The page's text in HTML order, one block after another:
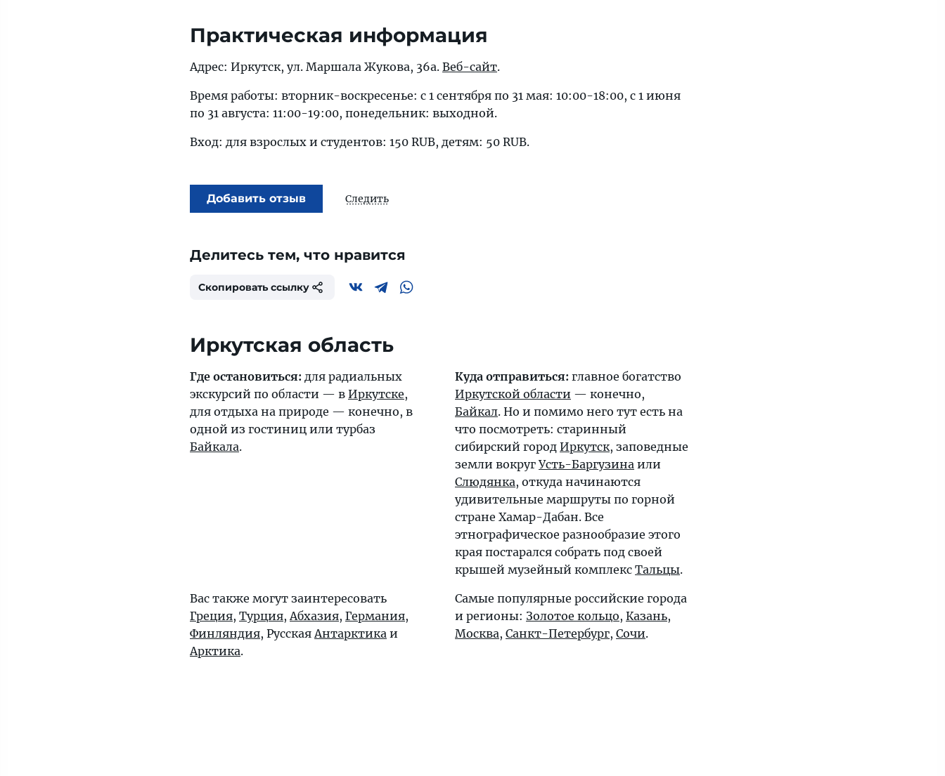
Практическая информация
Адрес: Иркутск, ул. Маршала Жукова, 36а. Веб-сайт.
Время работы: вторник-воскресенье: с 1 сентября по 31 мая: 10:00-18:00, с 1 июня
по 31 августа: 11:00-19:00, понедельник: выходной.
Вход: для взрослых и студентов: 150 RUB, детям: 50 RUB.
Добавить отзыв Следить
Делитесь тем, что нравится
Скопировать ссылку
Иркутская область
Где остановиться: для радиальных
экскурсий по области — в Иркутске,
для отдыха на природе — конечно, в
одной из гостиниц или турбаз
Байкала.
Куда отправиться: главное богатство
Иркутской области — конечно,
Байкал. Но и помимо него тут есть на
что посмотреть: старинный
сибирский город Иркутск, заповедные
земли вокруг Усть-Баргузина или
Слюдянка, откуда начинаются
удивительные маршруты по горной
стране Хамар-Дабан. Все
этнографическое разнообразие этого
края постарался собрать под своей
крышей музейный комплекс Тальцы.
Вас также могут заинтересовать
Греция, Турция, Абхазия, Германия,
Финляндия, Русская Антарктика и
Арктика.
Самые популярные российские города
и регионы: Золотое кольцо, Казань,
Москва, Санкт-Петербург, Сочи.